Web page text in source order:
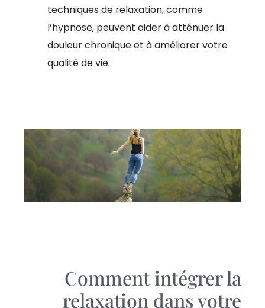
techniques de relaxation, comme
l’hypnose, peuvent aider à atténuer la
douleur chronique et à améliorer votre
qualité de vie.
Comment intégrer la
relaxation dans votre